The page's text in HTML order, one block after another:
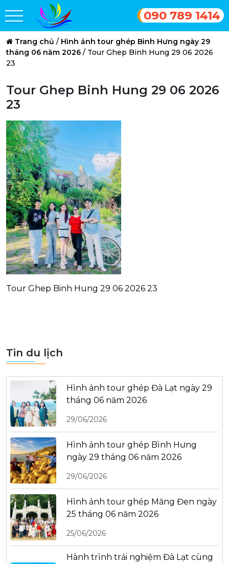
090 789 1414
Trang chủ / Hình ảnh tour ghép Bình Hưng ngày 29
tháng 06 năm 2026 / Tour Ghep Binh Hung 29 06 2026
23
Tour Ghep Binh Hung 29 06 2026
23
Tour Ghep Binh Hung 29 06 2026 23
Tin du lịch
Hình ảnh tour ghép Đà Lạt ngày 29
tháng 06 năm 2026
29/06/2026
Hình ảnh tour ghép Bình Hưng
ngày 29 tháng 06 năm 2026
29/06/2026
Hình ảnh tour ghép Măng Đen ngày
25 tháng 06 năm 2026
25/06/2026
Hành trình trải nghiệm Đà Lạt cùng